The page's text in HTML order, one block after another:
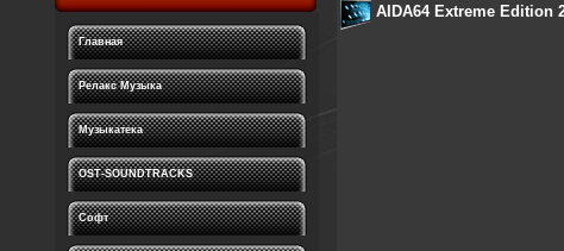
Главная
Релакс Музыка
Музыкатека
OST-SOUNDTRACKS
Софт
AIDA64 Extreme Edition